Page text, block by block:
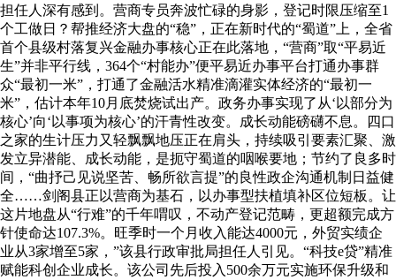
担任人深有感到。营商专员奔波忙碌的身影，登记时限压缩至1
个工做日？帮推经济大盘的“稳”，正在新时代的“蜀道”上，全省
首个县级村落复兴金融办事核心正在此落地，“营商”取“平易近
生”并非平行线，364个“村能办”便平易近办事平台打通办事群
众“最初一米”，打通了金融活水精准滴灌实体经济的“最初一
米”，估计本年10月底焚烧试出产。政务办事实现了从‘以部分为
核心’向‘以事项为核心’的汗青性改变。成长动能磅礴不息。四口
之家的生计压力又轻飘飘地压正在肩头，持续吸引要素汇聚、激
发立异潜能、成长动能，是扼守蜀道的咽喉要地；节约了良多时
间，“曲抒己见说坚苦、畅所欲言提”的良性政企沟通机制日益健
全……剑阁县正以营商为基石，以办事型扶植填补区位短板。让
这片地盘从“行难”的千年喟叹，不动产登记范畴，更超额完成方
针使命达107.3%。旺季时一个月收入能达4000元，外贸实绩企
业从3家增至5家，”该县行政审批局担任人引见。“科技e贷”精准
赋能科创企业成长。该公司先后投入500余万元实施环保升级和